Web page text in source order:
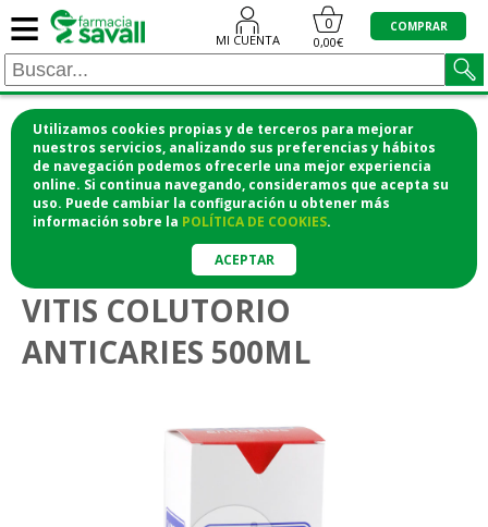
Utilizamos cookies propias y de terceros para mejorar
nuestros servicios, analizando sus preferencias y hábitos
de navegación podemos ofrecerle una mejor experiencia
online. Si continua navegando, consideramos que acepta su
uso. Puede cambiar la configuración u obtener más
información sobre la POLÍTICA DE COOKIES.
ACEPTAR
≡ MI CUENTA
0
0,00€
COMPRAR
¡COMPRA CÓMODAMENTE DESDE CASA Y RECOGE
EN LA FARMACIA!
o si lo prefieres te lo mandamos a casa
Higiene bucodental
VITIS COLUTORIO
ANTICARIES 500ML